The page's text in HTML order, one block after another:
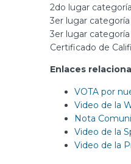
2do lugar
3er lugar
3er lugar
Certificado de
Enlaces
VOTA por
Video de la
Nota
Video de la
Video de la